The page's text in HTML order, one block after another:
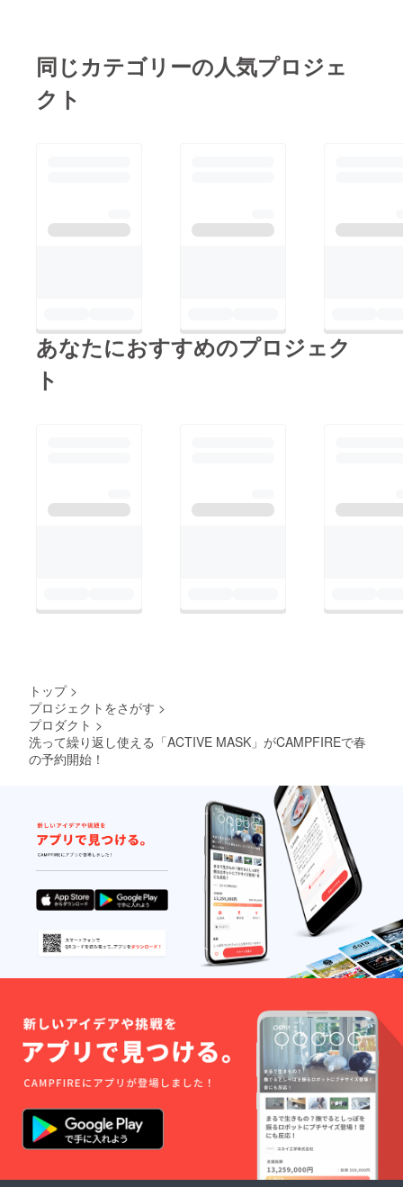
て、プロジェクト製品
「ACTIVE MASK」を
すごい快適ご検討頂い
上げます。LISTYC
同じカテゴリーの人気プロジェ
クト
あなたにおすすめのプロジェク
ト
トップ >
プロジェクトをさがす >
プロダクト >
洗って繰り返し使える「ACTIVE MASK」がCAMPFIREで春
の予約開始！